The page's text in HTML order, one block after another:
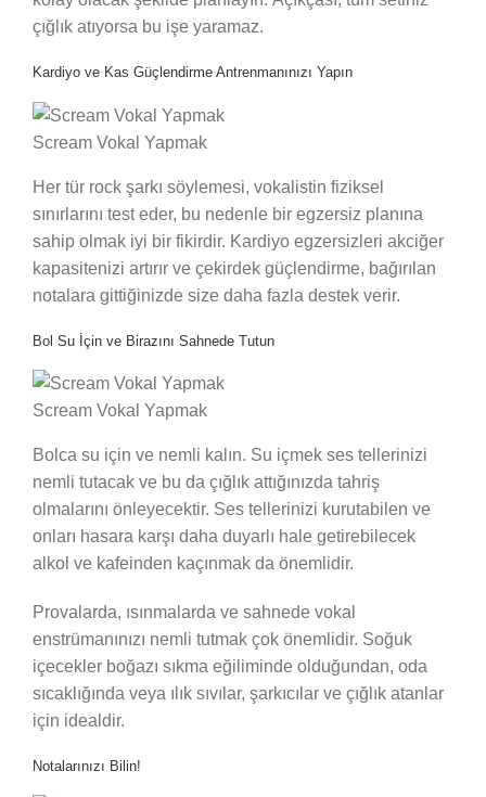
çığlık atıyorsa bu işe yaramaz.
Kardiyo ve Kas Güçlendirme Antrenmanınızı Yapın
Scream Vokal Yapmak
Her tür rock şarkı söylemesi, vokalistin fiziksel
sınırlarını test eder, bu nedenle bir egzersiz planına
sahip olmak iyi bir fikirdir. Kardiyo egzersizleri akciğer
kapasitenizi artırır ve çekirdek güçlendirme, bağırılan
notalara gittiğinizde size daha fazla destek verir.
Bol Su İçin ve Birazını Sahnede Tutun
Scream Vokal Yapmak
Bolca su için ve nemli kalın. Su içmek ses tellerinizi
nemli tutacak ve bu da çığlık attığınızda tahriş
olmalarını önleyecektir. Ses tellerinizi kurutabilen ve
onları hasara karşı daha duyarlı hale getirebilecek
alkol ve kafeinden kaçınmak da önemlidir.
Provalarda, ısınmalarda ve sahnede vokal
enstrümanınızı nemli tutmak çok önemlidir. Soğuk
içecekler boğazı sıkma eğiliminde olduğundan, oda
sıcaklığında veya ılık sıvılar, şarkıcılar ve çığlık atanlar
için idealdir.
Notalarınızı Bilin!